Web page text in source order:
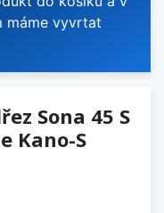
máme vyvrtat
Sona 45 S
Kano-S